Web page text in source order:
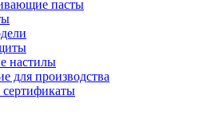
пасты
настилы
для производства